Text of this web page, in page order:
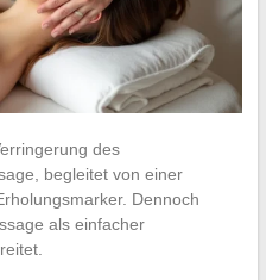
des
begleitet von einer
Dennoch
als einfacher